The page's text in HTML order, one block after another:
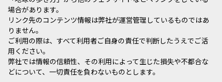
場合があります。
リンク先のコンテンツ情報は弊社が運営管理しているものではあ
りません。
ご利用の際は、すべて利用者ご自身の責任で判断したうえでご活
用ください。
弊社では情報の信頼性、その利用によって生じた損失や不都合な
どについて、一切責任を負わないものとします。